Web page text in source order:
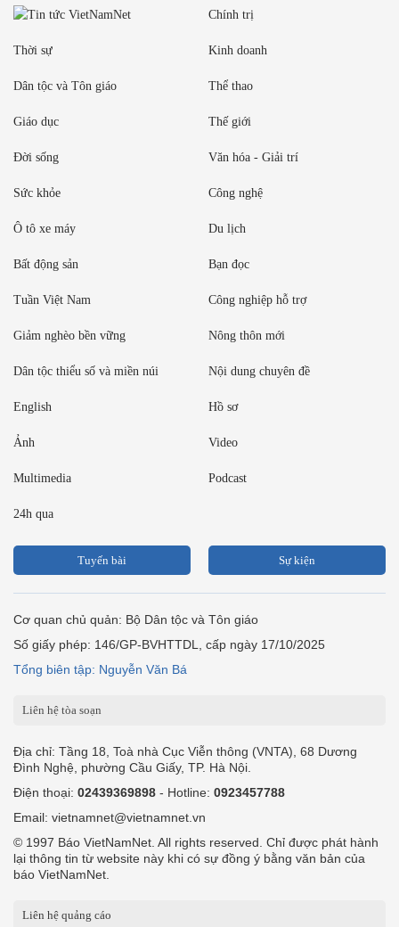
Chính trị
Thời sự Kinh doanh
Dân tộc và Tôn giáo Thể thao
Giáo dục Thế giới
Đời sống Văn hóa - Giải trí
Sức khỏe Công nghệ
Ô tô xe máy Du lịch
Bất động sản Bạn đọc
Tuần Việt Nam Công nghiệp hỗ trợ
Giảm nghèo bền vững Nông thôn mới
Dân tộc thiểu số và miền núi Nội dung chuyên đề
English Hồ sơ
Ảnh Video
Multimedia Podcast
24h qua
Tuyến bài Sự kiện
Cơ quan chủ quản: Bộ Dân tộc và Tôn giáo
Số giấy phép: 146/GP-BVHTTDL, cấp ngày 17/10/2025
Tổng biên tập: Nguyễn Văn Bá
Liên hệ tòa soạn
Địa chỉ: Tầng 18, Toà nhà Cục Viễn thông (VNTA), 68 Dương
Đình Nghệ, phường Cầu Giấy, TP. Hà Nội.
Điện thoại: 02439369898 - Hotline: 0923457788
Email: vietnamnet@vietnamnet.vn
© 1997 Báo VietNamNet. All rights reserved. Chỉ được phát hành
lại thông tin từ website này khi có sự đồng ý bằng văn bản của
báo VietNamNet.
Liên hệ quảng cáo